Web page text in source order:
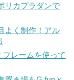
リカプラダンで
よく制作！アル
レームを使って